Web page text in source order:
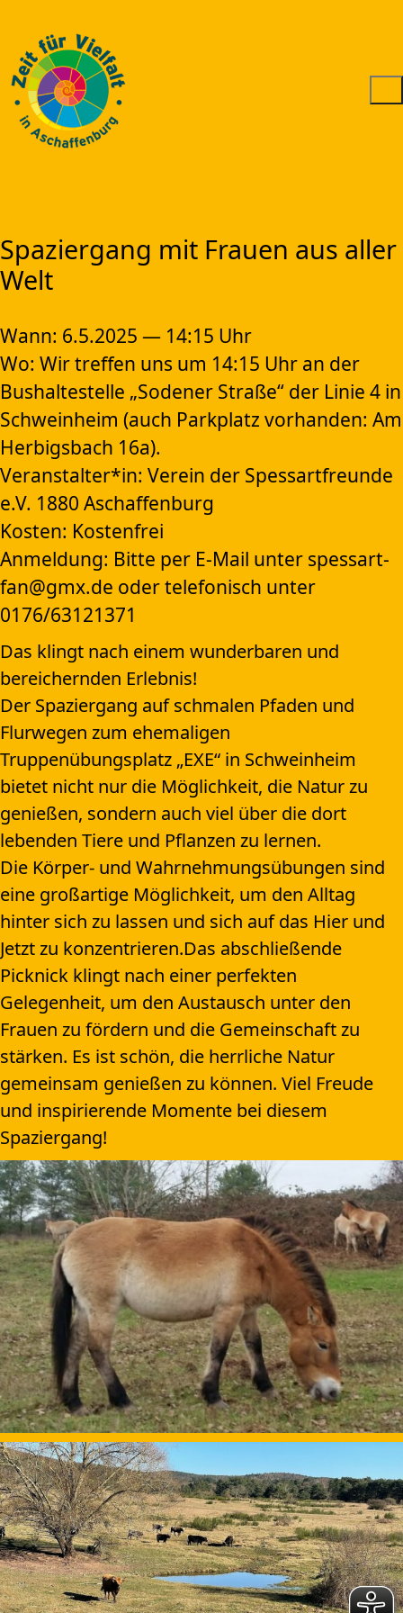
Spaziergang mit Frauen aus aller
Welt
Wann: 6.5.2025 — 14:15 Uhr
Wo: Wir treffen uns um 14:15 Uhr an der
Bushaltestelle „Sodener Straße“ der Linie 4 in
Schweinheim (auch Parkplatz vorhanden: Am
Herbigsbach 16a).
Veranstalter*in: Verein der Spessartfreunde
e.V. 1880 Aschaffenburg
Kosten: Kostenfrei
Anmeldung: Bitte per E-Mail unter spessart-
fan@gmx.de oder telefonisch unter
0176/63121371
Das klingt nach einem wunderbaren und
bereichernden Erlebnis!
Der Spaziergang auf schmalen Pfaden und
Flurwegen zum ehemaligen
Truppenübungsplatz „EXE“ in Schweinheim
bietet nicht nur die Möglichkeit, die Natur zu
genießen, sondern auch viel über die dort
lebenden Tiere und Pflanzen zu lernen.
Die Körper- und Wahrnehmungsübungen sind
eine großartige Möglichkeit, um den Alltag
hinter sich zu lassen und sich auf das Hier und
Jetzt zu konzentrieren.Das abschließende
Picknick klingt nach einer perfekten
Gelegenheit, um den Austausch unter den
Frauen zu fördern und die Gemeinschaft zu
stärken. Es ist schön, die herrliche Natur
gemeinsam genießen zu können. Viel Freude
und inspirierende Momente bei diesem
Spaziergang!